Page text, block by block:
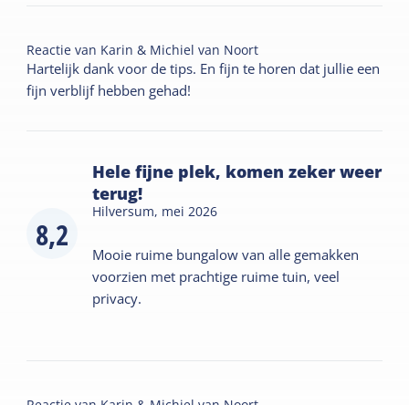
Reactie van Karin & Michiel van Noort
Hartelijk dank voor de tips. En fijn te horen dat jullie een
fijn verblijf hebben gehad!
8,2
Hele fijne plek, komen zeker weer
terug!
Hilversum, mei 2026
Mooie ruime bungalow van alle gemakken
voorzien met prachtige ruime tuin, veel
privacy.